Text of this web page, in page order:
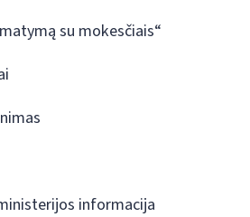
su mokesčiais“
informacija